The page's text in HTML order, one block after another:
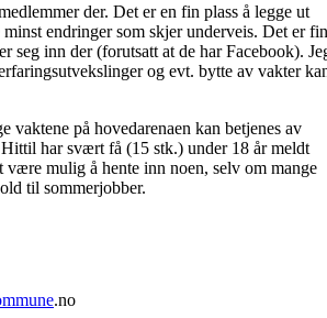
der. Det er en fin plass å legge ut
endringer som skjer underveis. Det er
seg inn der (forutsatt at de har Facebook).
og evt. bytte av vakter
vaktene på hovedarenaen kan betjenes av
har svært få (15 stk.) under 18 år meldt
være mulig å hente inn noen, selv om mange
til sommerjobber.
.no